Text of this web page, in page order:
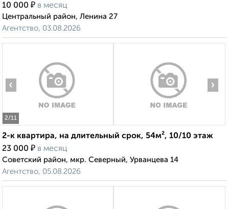
10 000 ₽ в месяц
Центральный район, Ленина 27
Агентство, 03.08.2026
2/11
‹ ›
2-к квартира, на длительный срок, 54м², 10/10 этаж
23 000 ₽ в месяц
Советский район, мкр. Северный, Урванцева 14
Агентство, 05.08.2026